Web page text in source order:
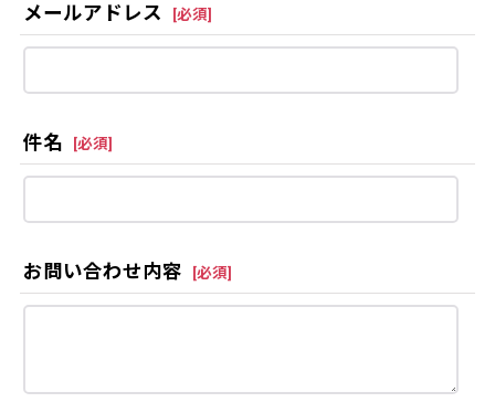
メールアドレス [必須]
件名 [必須]
お問い合わせ内容 [必須]